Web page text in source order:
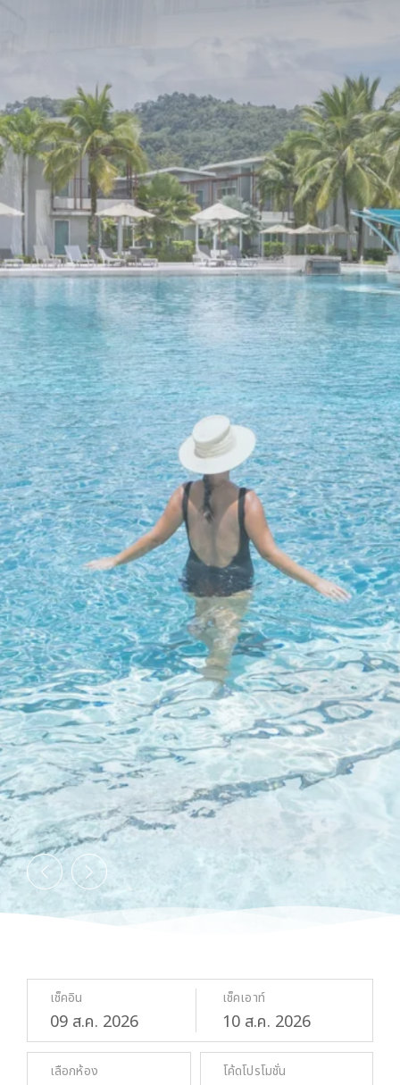
เดอะ วอเตอร์ เขาหลัก
นโยบายความเป็นส่วนตัว
เดอะ วอเตอร์ เขาหลัก
นโยบายความเป็นส่วนตัว
เดอะ วอเตอร์ เขาหลัก
นโยบายความเป็นส่วนตัว
เดอะ วอเตอร์ เขาหลัก
นโยบายความเป็นส่วนตัว
เช็คอิน
09 ส.ค. 2026
เช็คเอาท์
10 ส.ค. 2026
เลือกห้อง โค้ดโปรโมชั่น